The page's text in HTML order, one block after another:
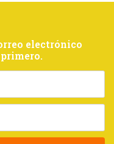
electrónico